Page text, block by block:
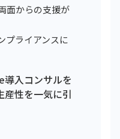
面からの支援が
プライアンスに
導入コンサルを
産性を一気に引